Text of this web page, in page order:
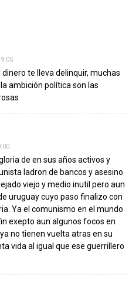
dinero te lleva delinquir, muchas
ambición política son las
de en sus años activos y
ladron de bancos y asesino
viejo y medio inutil pero aun
uruguay cuyo paso finalizo con
Ya el comunismo en el mundo
exepto aun algunos focos en
no tienen vuelta atras en su
vida al igual que ese guerrillero